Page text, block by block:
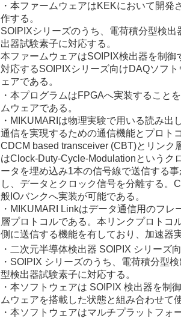
・本ファームウェアはKEKにおいて開
作する。
SOIPIXシリーズのうち、電荷積分型検
出器試験素子に対応する。
本ファームウェアはSOIPIX検出器を制御
対応するSOIPIXシリーズ向けDAQソフ
ェアである。
・本プログラムはFPGAへ実装すること
ムウェアである。
・MIKUMARIは物理実験で用いる読み
通信を実現するための通信機能とプロト
CDCM based transceiver (CBT)とリン
はClock-Duty-Cycle-Modulationというク
ータを埋め込み1本の信号線で送信する
し、データとクロック信号を分離する。
般IOバンクへ実装が可能である。
・MIKUMARI Linkはデータ通信用のフ
層プロトコルである。本リンクプロトコ
側に送信する機能を有しており、加速器
・二次元半導体検出器 SOIPIX シリーズ
・SOIPIX シリーズのうち、電荷積分型
型検出器試験素子に対応する。
・本ソフトウェアは SOIPIX 検出器を制
ムウェアを搭載した状態と組み合わせて
・本ソフトウェアはマルチプラットフ